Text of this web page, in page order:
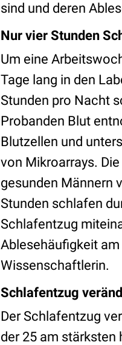
sind und deren
Nur vier Stunden
Um eine
Tage lang in den
Stunden pro Nacht
Probanden Blut
Blutzellen und
von Mikroarrays.
gesunden Männern
Stunden schlafen
Schlafentzug
Ablesehäufigkeit
Wissenschaftlerin.
Schlafentzug
Der Schlafentzug
der 25 am stärksten